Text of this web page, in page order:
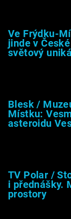
Ve Frýdku-
jinde v
světový
Blesk /
Místku:
asteroidu
TV Polar /
i přednášky.
prostory